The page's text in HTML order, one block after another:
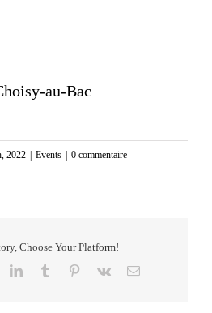
au-Bac
2022 | Events | 0 commentaire
Choose Your Platform!
LinkedInTumblr Pinterest
Vk Email